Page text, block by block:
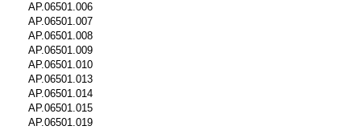
AP.06501.006
AP.06501.007
AP.06501.008
AP.06501.009
AP.06501.010
AP.06501.013
AP.06501.014
AP.06501.015
AP.06501.019